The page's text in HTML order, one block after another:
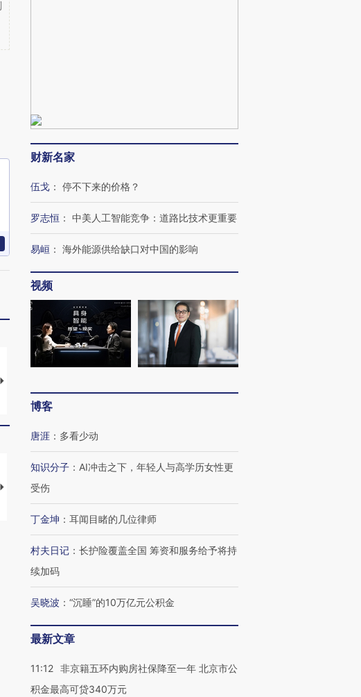
马航飞行员跨国走私7万
粒摇头丸 尿检体内含3种
度Z世代 用街头抗争将教
机”？难民潮撕裂西班牙
【推广】走进第四届链博
有意思的生活方式·第三对
财新名家
伍戈 ： 停不下来的价格？
罗志恒 ： 中美人工智能竞争：道路比技术更重要
易峘 ： 海外能源供给缺口对中国的影响
视频
博客
唐涯 ： 多看少动
知识分子 ： AI冲击之下，年轻人与高学历女性更
受伤
丁金坤 ： 耳闻目睹的几位律师
村夫日记 ： 长护险覆盖全国 筹资和服务给予将持
续加码
吴晓波 ： “沉睡”的10万亿元公积金
最新文章
11:12 非京籍五环内购房社保降至一年 北京市公
积金最高可贷340万元